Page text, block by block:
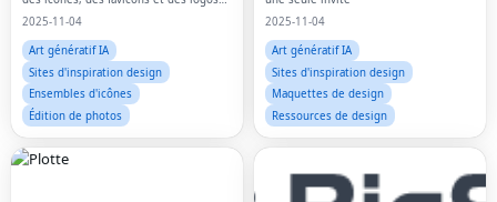
d'application en quelques secondes
2025-11-04
Art génératif IA
Sites d'inspiration design
Ensembles d'icônes
Édition de photos
2025-11-04
Art génératif IA
Sites d'inspiration design
Maquettes de design
Ressources de design